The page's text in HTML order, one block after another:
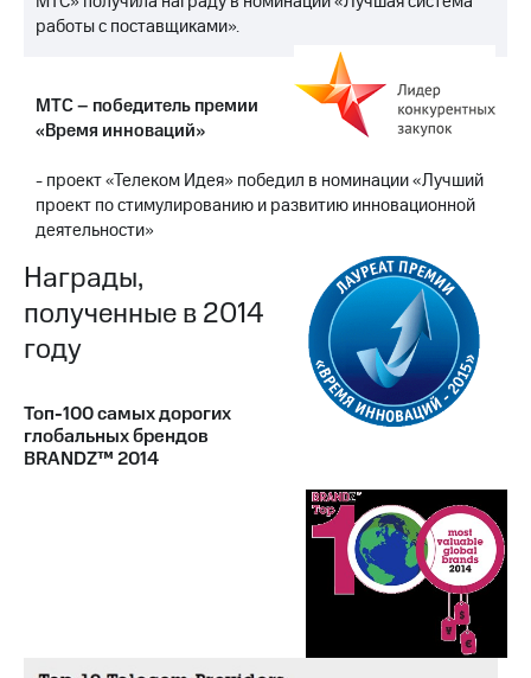
работы с поставщиками».
МТС – победитель премии
«Время инноваций»
- проект «Телеком Идея» победил в номинации «Лучший
проект по стимулированию и развитию инновационной
деятельности»
Награды,
полученные в 2014
году
Топ-100 самых дорогих
глобальных брендов
BRANDZ™ 2014